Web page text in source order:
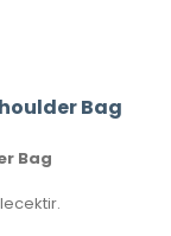
Bag
Bag